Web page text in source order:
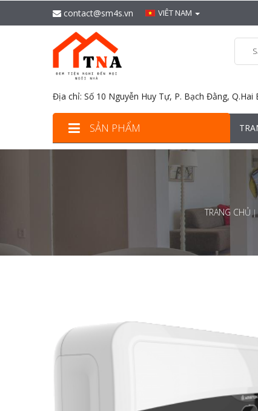
contact@sm4s.vn VIÊT NAM
Địa chỉ: Số 10 Nguyễn Huy Tự, P. Bạch Đằng, Q.Hai
SẢN PHẨM
TRANG CHỦ